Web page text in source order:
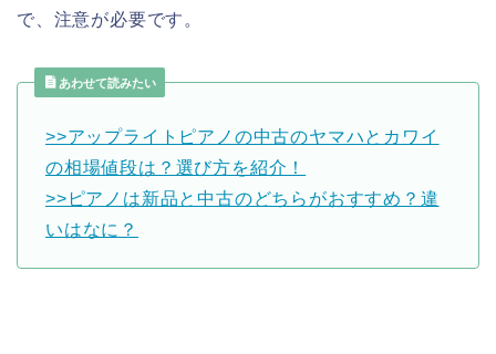
で、注意が必要です。
あわせて読みたい
>>アップライトピアノの中古のヤマハとカワイ
の相場値段は？選び方を紹介！
>>ピアノは新品と中古のどちらがおすすめ？違
いはなに？